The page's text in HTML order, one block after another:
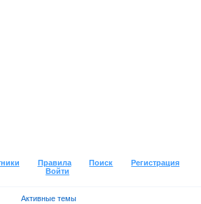
Правила Поиск
Регистрация
Войти
Активные темы